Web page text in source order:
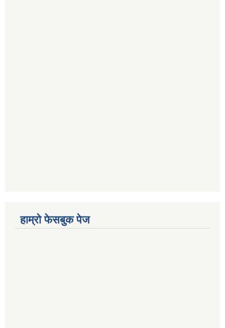
हाम्रो फेसबुक पेज